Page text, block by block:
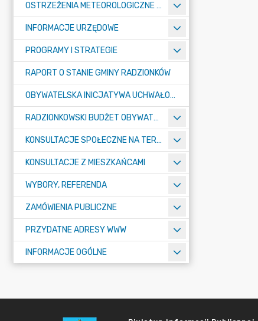
OSTRZEŻENIA METEOROLOGICZNE O ZŁYM STANIE POWIETRZA I INNE
INFORMACJE URZĘDOWE
PROGRAMY I STRATEGIE
RAPORT O STANIE GMINY RADZIONKÓW
OBYWATELSKA INICJATYWA UCHWAŁODAWCZA
RADZIONKOWSKI BUDŻET OBYWATELSKI
KONSULTACJE SPOŁECZNE NA TERENIE MIASTA RADZIONKÓW
KONSULTACJE Z MIESZKAŃCAMI
WYBORY, REFERENDA
ZAMÓWIENIA PUBLICZNE
PRZYDATNE ADRESY WWW
INFORMACJE OGÓLNE